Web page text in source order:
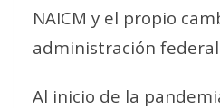
NAICM y el propio
administración
Al inicio de la